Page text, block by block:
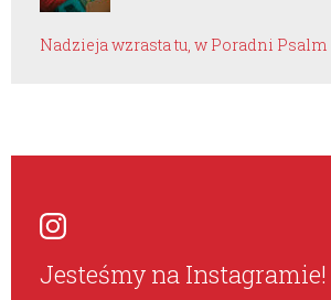
Nadzieja wzrasta tu, w Poradni Psalm
Jesteśmy na Instagramie!